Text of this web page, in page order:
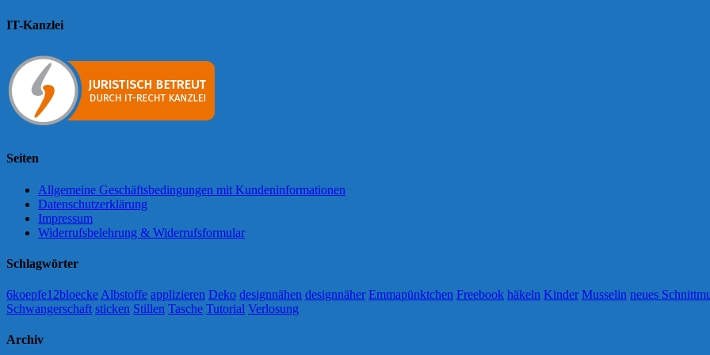
IT-Kanzlei
Seiten
Allgemeine Geschäftsbedingungen mit Kundeninformationen
Datenschutzerklärung
Impressum
Widerrufsbelehrung & Widerrufsformular
Schlagwörter
6koepfe12bloecke Albstoffe applizieren Deko designnähen designnäher Emmapünktchen Freebook häkeln Kinder Musselin neues
Schwangerschaft sticken Stillen Tasche Tutorial Verlosung
Archiv